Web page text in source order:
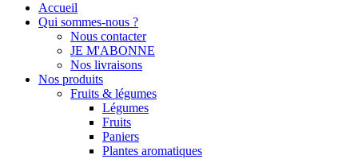
Accueil
Qui sommes-nous ?
Nous contacter
JE M'ABONNE
Nos livraisons
Nos produits
Fruits & légumes
Légumes
Fruits
Paniers
Plantes aromatiques